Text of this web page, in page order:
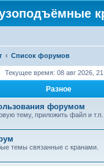
Список форумов
Текущее время: 08 авг 2026,
Разное
форумом
тему, приложить файл и т.п.
темы связанные с кранами.